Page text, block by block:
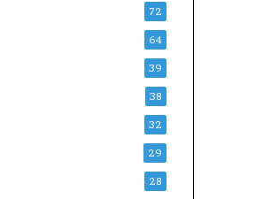
72
64
39
38
32
29
28